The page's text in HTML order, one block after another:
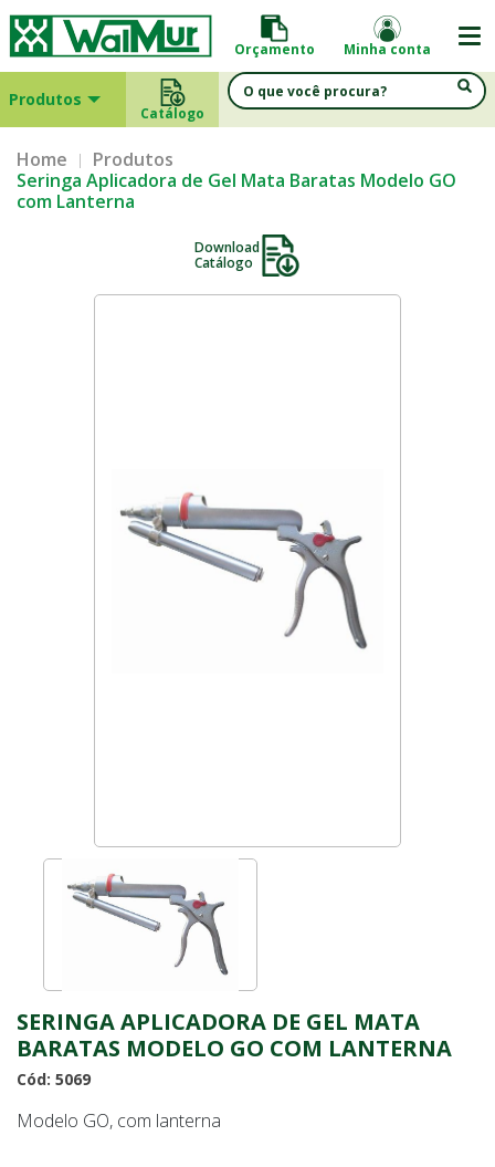
Orçamento Minha conta
Produtos
Catálogo
Home
Produtos
Seringa Aplicadora de Gel Mata Baratas Modelo GO
com Lanterna
Download
Catálogo
SERINGA APLICADORA DE GEL MATA
BARATAS MODELO GO COM LANTERNA
Cód: 5069
Modelo GO, com lanterna